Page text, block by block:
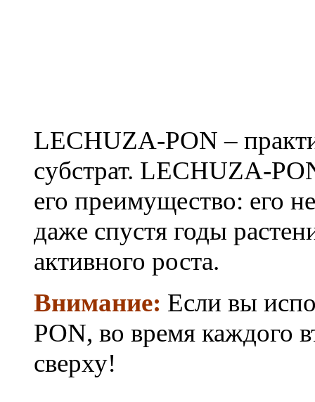
LECHUZA-PON –
субстрат. LECHUZA-
его преимущество: его
даже спустя годы
активного роста.
Внимание: Если вы
PON, во время каждого
сверху!